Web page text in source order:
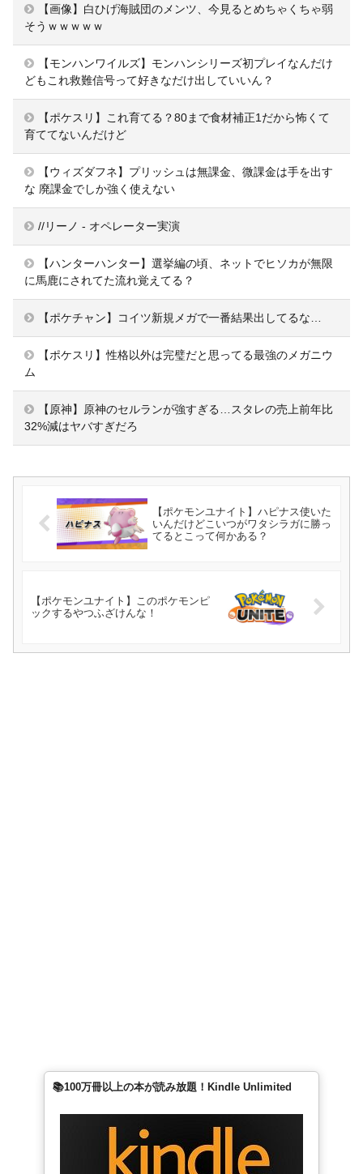
【画像】白ひげ海賊団のメンツ、今見るとめちゃくちゃ弱
そうｗｗｗｗｗ
【モンハンワイルズ】モンハンシリーズ初プレイなんだけ
どもこれ救難信号って好きなだけ出していいん？
【ポケスリ】これ育てる？80まで食材補正1だから怖くて
育ててないんだけど
【ウィズダフネ】プリッシュは無課金、微課金は手を出す
な 廃課金でしか強く使えない
//リーノ - オペレーター実演
【ハンターハンター】選挙編の頃、ネットでヒソカが無限
に馬鹿にされてた流れ覚えてる？
【ポケチャン】コイツ新規メガで一番結果出してるな…
【ポケスリ】性格以外は完璧だと思ってる最強のメガニウ
ム
【原神】原神のセルランが強すぎる…スタレの売上前年比
32%減はヤバすぎだろ
【ポケモンユナイト】ハピナス使いた
いんだけどこいつがワタシラガに勝っ
てるとこって何かある？
【ポケモンユナイト】このポケモンピ
ックするやつふざけんな！
📚100万冊以上の本が読み放題！Kindle Unlimited